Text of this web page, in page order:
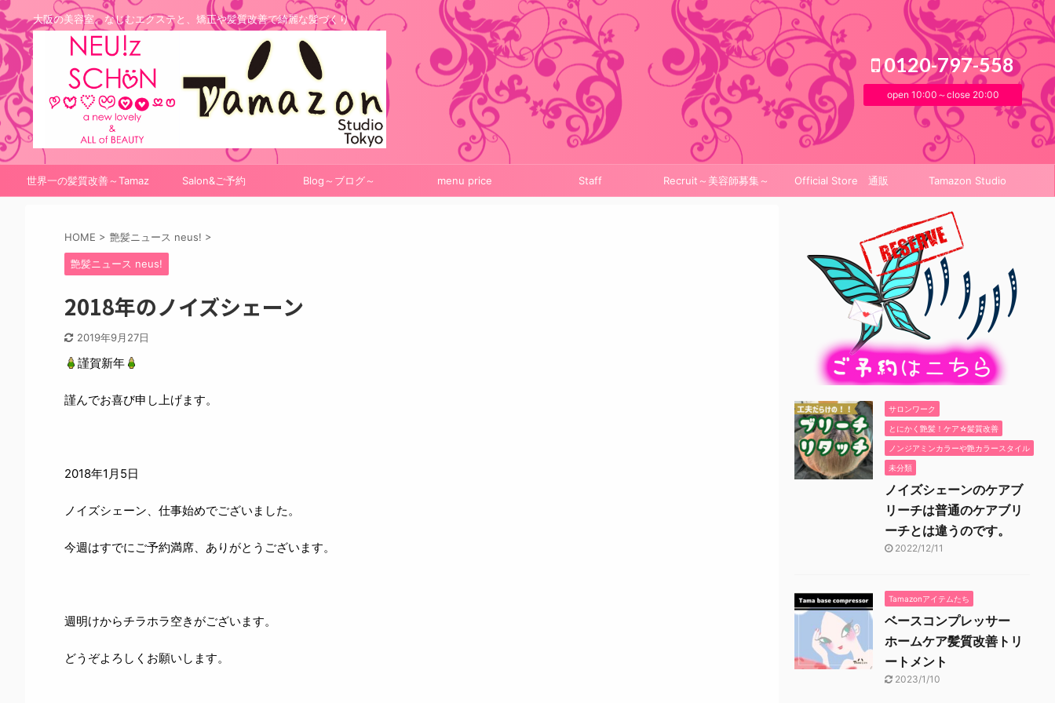
大阪の美容室。なじむエクステと、矯正や髪質改善で綺麗な髪づくり
0120-797-558
open 10:00～close 20:00
世界一の髪質改善～Tamaz Salon&ご予約 Blog～ブログ～ menu price Staff Recruit～美容師募集～ Official Store 通販 Tamazon Studio
HOME > 艶髪ニュース neus! >
艶髪ニュース neus!
2018年のノイズシェーン
2019年9月27日
謹賀新年
謹んでお喜び申し上げます。
2018年1月5日
ノイズシェーン、仕事始めでございました。
今週はすでにご予約満席、ありがとうございます。
週明けからチラホラ空きがございます。
どうぞよろしくお願いします。
サロンワーク
とにかく艶髪！ケア☆髪質改善
ノンジアミンカラーや艶カラースタイル
未分類
ノイズシェーンのケアブ
リーチは普通のケアブリ
ーチとは違うのです。
2022/12/11
Tamazonアイテムたち
ベースコンプレッサー
ホームケア髪質改善トリ
ートメント
2023/1/10